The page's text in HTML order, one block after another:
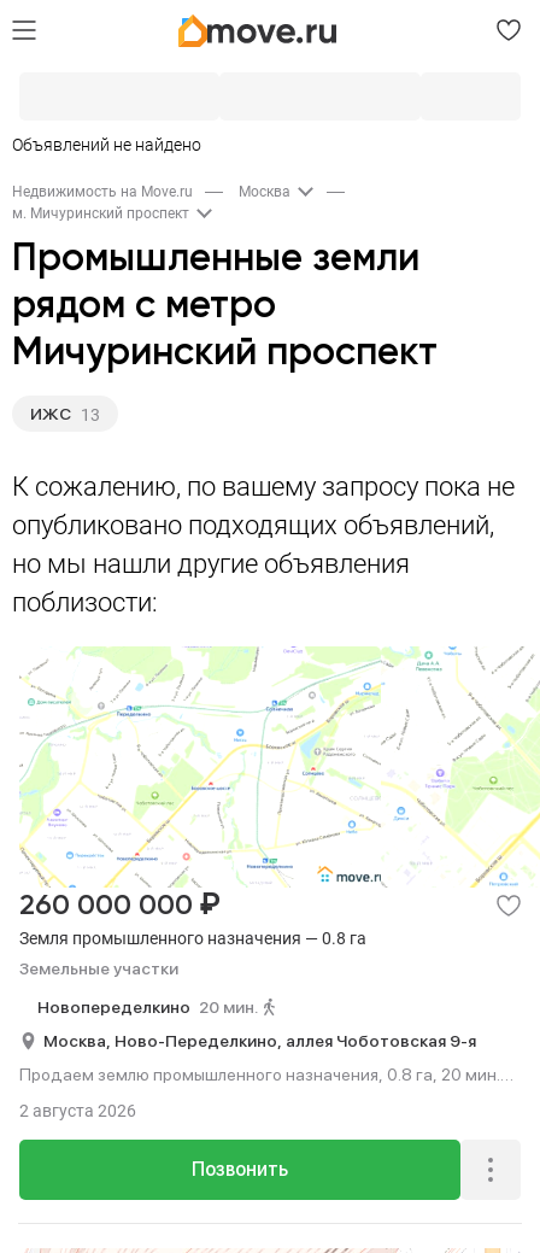
Объявлений не найдено
Недвижимость на Move.ru
Москва
м. Мичуринский проспект
Промышленные земли
рядом с метро
Мичуринский проспект
ИЖС 13
К сожалению, по вашему запросу пока не
опубликовано подходящих объявлений,
но мы нашли другие объявления
поблизости:
Земля промышленного назначения — 0.8 га
Земельные участки
260 000 000 ₽
Новопеределкино 20 мин.
Москва, Ново-Переделкино, аллея Чоботовская 9-я
Продаем землю промышленного назначения, 0.8 га, 20 мин.
Позвонить
2 августа 2026